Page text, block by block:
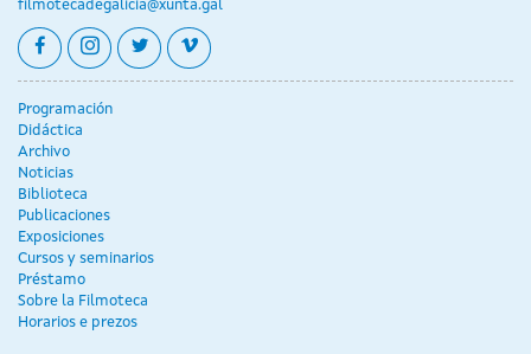
filmotecadegalicia@xunta.gal
facebookinstagram
twittervimeo
Programación
Didáctica
Archivo
Noticias
Biblioteca
Publicaciones
Exposiciones
Cursos y seminarios
Préstamo
Sobre la Filmoteca
Horarios e prezos